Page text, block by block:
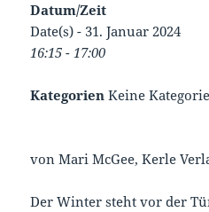
Datum/Zeit
Date(s) - 31. Januar 2024
16:15 - 17:00
Kategorien Keine
von Mari McGee, Kerle
Der Winter steht vor der